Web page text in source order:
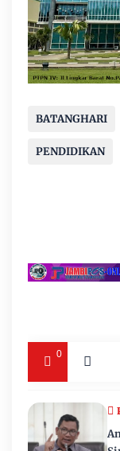
BATANGHARI
PENDIDIKAN
0